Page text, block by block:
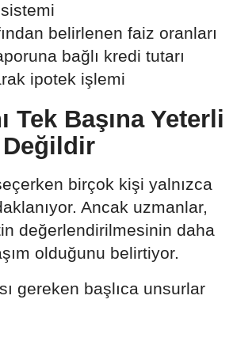
belirlenen faiz oranları
bağlı kredi tutarı
ipotek işlemi
Tek Başına Yeterli
birçok kişi yalnızca
Ancak uzmanlar,
değerlendirilmesinin daha
olduğunu belirtiyor.
gereken başlıca unsurlar